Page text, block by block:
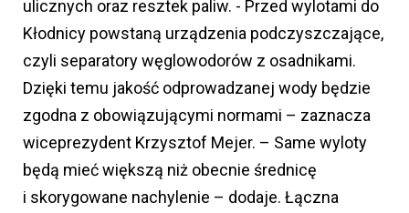
ulicznych oraz resztek paliw. - Przed wylotami do
Kłodnicy powstaną urządzenia podczyszczające,
czyli separatory węglowodorów z osadnikami.
Dzięki temu jakość odprowadzanej wody będzie
zgodna z obowiązującymi normami – zaznacza
wiceprezydent Krzysztof Mejer. – Same wyloty
będą mieć większą niż obecnie średnicę
i skorygowane nachylenie – dodaje. Łączna